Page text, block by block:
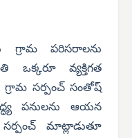
గ్రామ పరిసరాలను
ఒక్కరూ వ్యక్తిగత
సర్పంచ్ సంతోష్
పనులను ఆయన
మాట్లాడుతూ